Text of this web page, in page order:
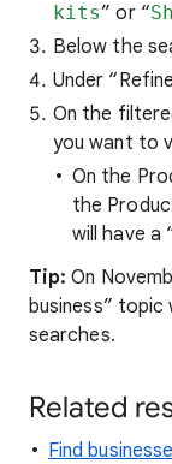
kits” or “
Below the
Under
On the
you want to
On the
the
will have a
Tip: On
business” topic
searches.
Related
Find